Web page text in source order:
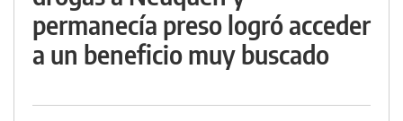
permanecía preso logró acceder
a un beneficio muy buscado